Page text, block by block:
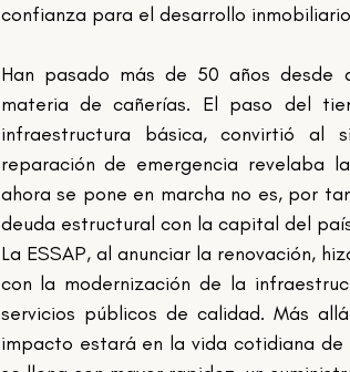
confianza para el desarrollo
Han pasado más de 50 años desde
materia de cañerías. El paso del
infraestructura básica, convirtió al
reparación de emergencia revelaba
ahora se pone en marcha no es, por
deuda estructural con la capital del
La ESSAP, al anunciar la renovación,
con la modernización de la
servicios públicos de calidad. Más
impacto estará en la vida cotidiana